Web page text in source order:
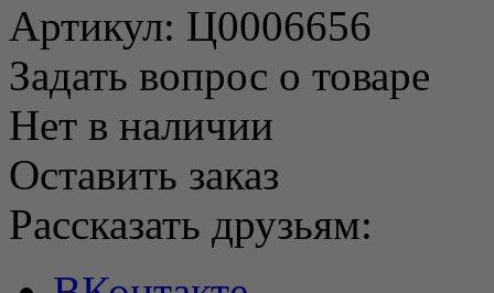
Артикул: Ц0006656
Задать вопрос о товаре
Нет в наличии
Оставить заказ
Рассказать друзьям: